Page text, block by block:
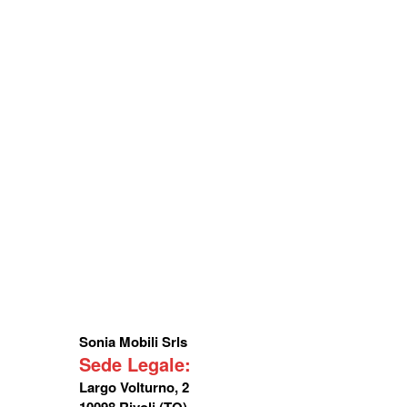
Sonia Mobili Srls
Sede Legale:
Largo Volturno, 2